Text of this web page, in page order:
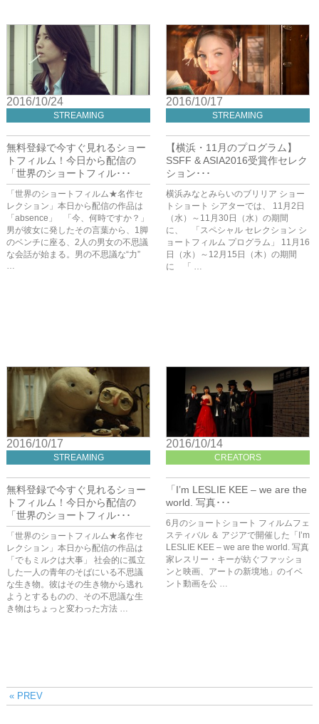
2016/10/24
STREAMING
無料登録で今すぐ見れるショー
トフィルム！今日から配信の
「世界のショートフィル･･･
「世界のショートフィルム★名作セ
レクション」本日から配信の作品は
「absence」 「今、何時ですか？」
男が彼女に発したその言葉から、1脚
のベンチに座る、2人の男女の不思議
な会話が始まる。男の不思議な“力”
…
2016/10/17
STREAMING
【横浜・11月のプログラム】
SSFF & ASIA2016受賞作セレク
ション･･･
横浜みなとみらいのブリリア ショー
トショート シアターでは、 11月2日
（水）～11月30日（水）の期間
に、 「スペシャル セレクション シ
ョートフィルム プログラム」 11月16
日（水）～12月15日（木）の期間
に 「 …
2016/10/17
STREAMING
無料登録で今すぐ見れるショー
トフィルム！今日から配信の
「世界のショートフィル･･･
「世界のショートフィルム★名作セ
レクション」本日から配信の作品は
「でもミルクは大事」 社会的に孤立
した一人の青年のそばにいる不思議
な生き物。彼はその生き物から逃れ
ようとするものの、その不思議な生
き物はちょっと変わった方法 …
2016/10/14
CREATORS
「I’m LESLIE KEE – we are the
world. 写真･･･
6月のショートショート フィルムフェ
スティバル ＆ アジアで開催した「I’m
LESLIE KEE – we are the world. 写真
家レスリー・キーが紡ぐファッショ
ンと映画、アートの新境地」のイベ
ント動画を公 …
« PREV